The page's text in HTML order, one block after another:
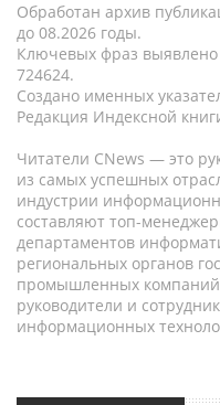
Обработан архив
до 08.2026 годы.
Ключевых фраз выявлено
724624.
Создано именных
Редакция Индексной
Читатели CNews — это
из самых успешных
индустрии
составляют топ-
департаментов
региональных органов
промышленных
руководители и
информационных